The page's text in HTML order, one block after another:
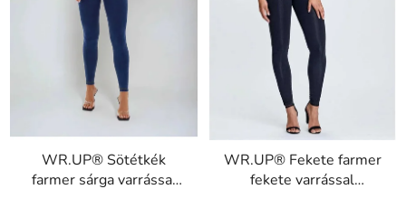
WR.UP® Sötétkék
farmer sárga varrással
WR.UP® Fekete farmer
fekete varrással